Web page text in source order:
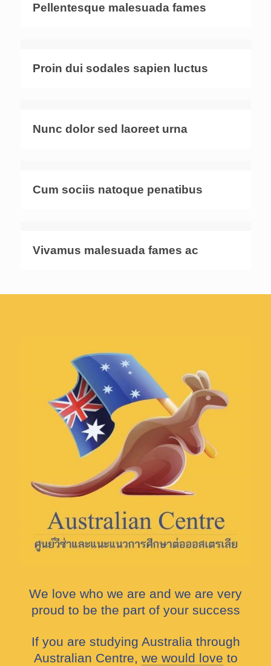
Pellentesque malesuada fames
Proin dui sodales sapien luctus
Nunc dolor sed laoreet urna
Cum sociis natoque penatibus
Vivamus malesuada fames ac
We love who we are and we are very
proud to be the part of your success
If you are studying Australia through
Australian Centre, we would love to